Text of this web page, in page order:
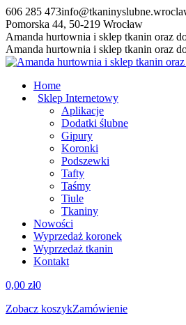
Przewiń
do
zawartości
606 285 473
Pomorska 44, 50-219 Wrocław
Facebook
page
opens
new
window
Amanda hurtownia i sklep tkanin oraz
Amanda hurtownia i sklep tkanin oraz
Home
Sklep Internetowy
Aplikacje
Dodatki ślubne
Gipury
Koronki
Podszewki
Tafty
Taśmy
Tiule
Tkaniny
Nowości
Wyprzedaż koronek
Wyprzedaż tkanin
Kontakt
0,00 zł0
Zobacz koszykZamówienie